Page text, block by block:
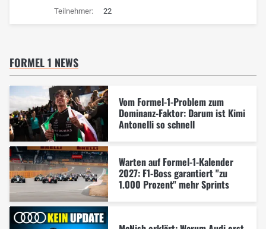
Teilnehmer: 22
FORMEL 1 NEWS
Vom Formel-1-Problem zum
Dominanz-Faktor: Darum ist Kimi
Antonelli so schnell
Warten auf Formel-1-Kalender
2027: F1-Boss garantiert "zu
1.000 Prozent" mehr Sprints